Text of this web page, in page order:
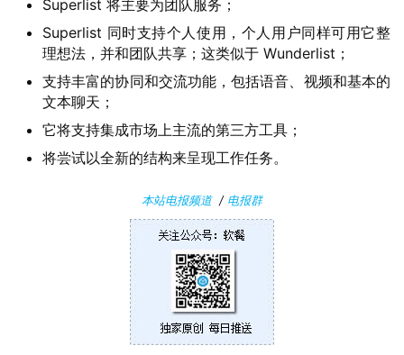
软
件
安
苹
Superlist 将主要为团队服务；
Superlist 同时支持个人使用，个人用户同样可用它整
理想法，并和团队共享；这类似于 Wunderlist；
支持丰富的协同和交流功能，包括语音、视频和基本的
文本聊天；
它将支持集成市场上主流的第三方工具；
将尝试以全新的结构来呈现工作任务。
本站电报频道/ 电报群